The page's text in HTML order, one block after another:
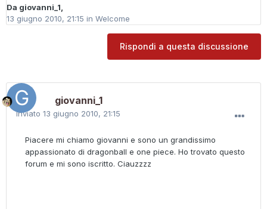
Da giovanni_1,
13 giugno 2010, 21:15 in Welcome
Rispondi a questa discussione
giovanni_1
Inviato 13 giugno 2010, 21:15
Piacere mi chiamo giovanni e sono un grandissimo
appassionato di dragonball e one piece. Ho trovato questo
forum e mi sono iscritto. Ciauzzzz